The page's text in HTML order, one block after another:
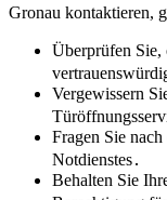
Gronau kontaktieren,
Überprüfen Sie,
Vergewissern
Fragen Sie
Notdienstes․
Behalten Sie